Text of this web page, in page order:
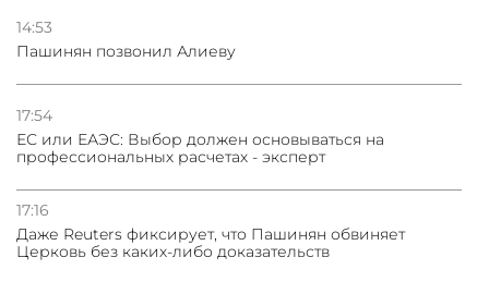
14:53
Пашинян позвонил Алиеву
17:54
ЕС или ЕАЭС: Выбор должен основываться на
профессиональных расчетах - эксперт
17:16
Даже Reuters фиксирует, что Пашинян обвиняет
Церковь без каких-либо доказательств
Азербайджане
31.07.2026
Сотрудничество и очереди – детали визита главы
погрануправления СНБ Армении в Тбилиси